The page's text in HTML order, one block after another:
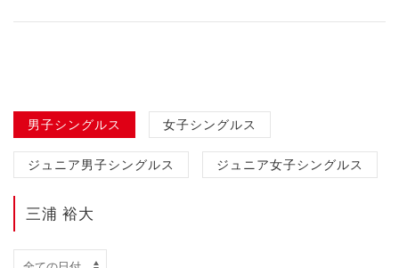
男子シングルス 女子シングルス
ジュニア男子シングルス ジュニア女子シングルス
三浦 裕大